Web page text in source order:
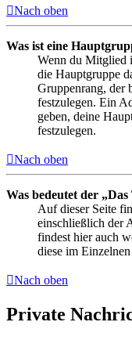
Nach oben
Was ist eine
Wenn du Mitglied
die Hauptgruppe
Gruppenrang, der
festzulegen. Ein
geben, deine
festzulegen.
Nach oben
Was bedeutet der
Auf dieser Seite
einschließlich der
findest hier auch
diese im
Nach oben
Private